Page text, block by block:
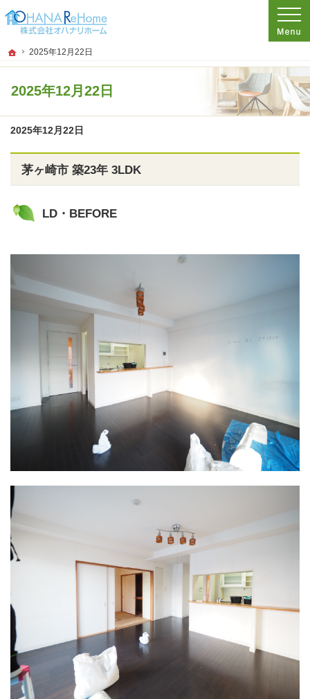
ホーム
2025年12月22日
2025年12月22日
プロの目線からご提案。神奈川県茅ケ崎市のリフォームを手がける工務店なら当社
リフォームをお考えなら神奈川県茅ケ崎市の工務店【オハナリホーム】へ！
2025年12月22日
茅ヶ崎市 築23年 3LDK
LD・BEFORE